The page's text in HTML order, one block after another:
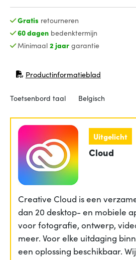
Gratis retourneren
60 dagenbedenktermijn
Minimaal 2 jaargarantie
Productinformatieblad
(opent in nieuw venster)
Toetsenbord taal
Belgisch
Uitgelicht
Cloud
Creative Cloud is een
dan 20 desktop- en mobiele
voor fotografie, ontwerp,
meer. Voor elke uitdaging
een oplossing beschikbaar.